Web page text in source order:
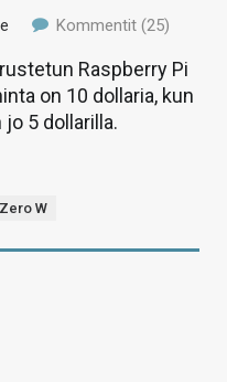
Kommentit (25)
Raspberry Pi
on 10 dollaria, kun
5 dollarilla.
Zero W